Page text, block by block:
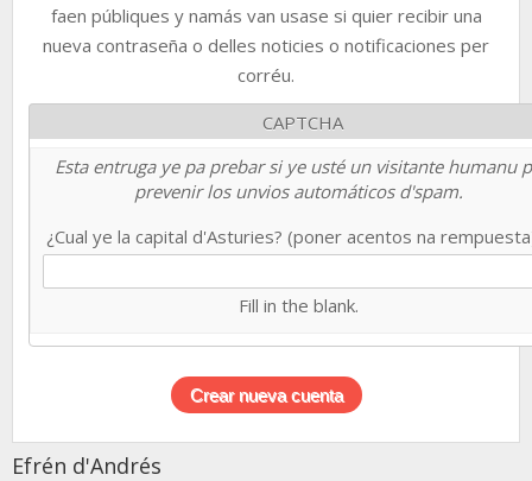
faen públiques y namás van usase si quier recibir una
nueva contraseña o delles noticies o notificaciones per
corréu.
CAPTCHA
Esta entruga ye pa prebar si ye usté un visitante humanu
prevenir los unvios automáticos d'spam.
¿Cual ye la capital d'Asturies? (poner acentos na
Fill in the blank.
Efrén d'Andrés